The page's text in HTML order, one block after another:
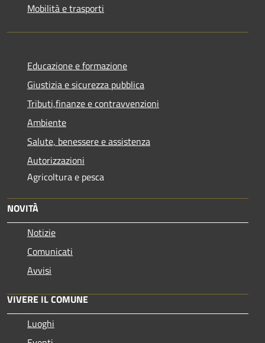
Mobilità e trasporti
Educazione e formazione
Giustizia e sicurezza pubblica
Tributi,finanze e contravvenzioni
Ambiente
Salute, benessere e assistenza
Autorizzazioni
Agricoltura e pesca
NOVITÀ
Notizie
Comunicati
Avvisi
VIVERE IL COMUNE
Luoghi